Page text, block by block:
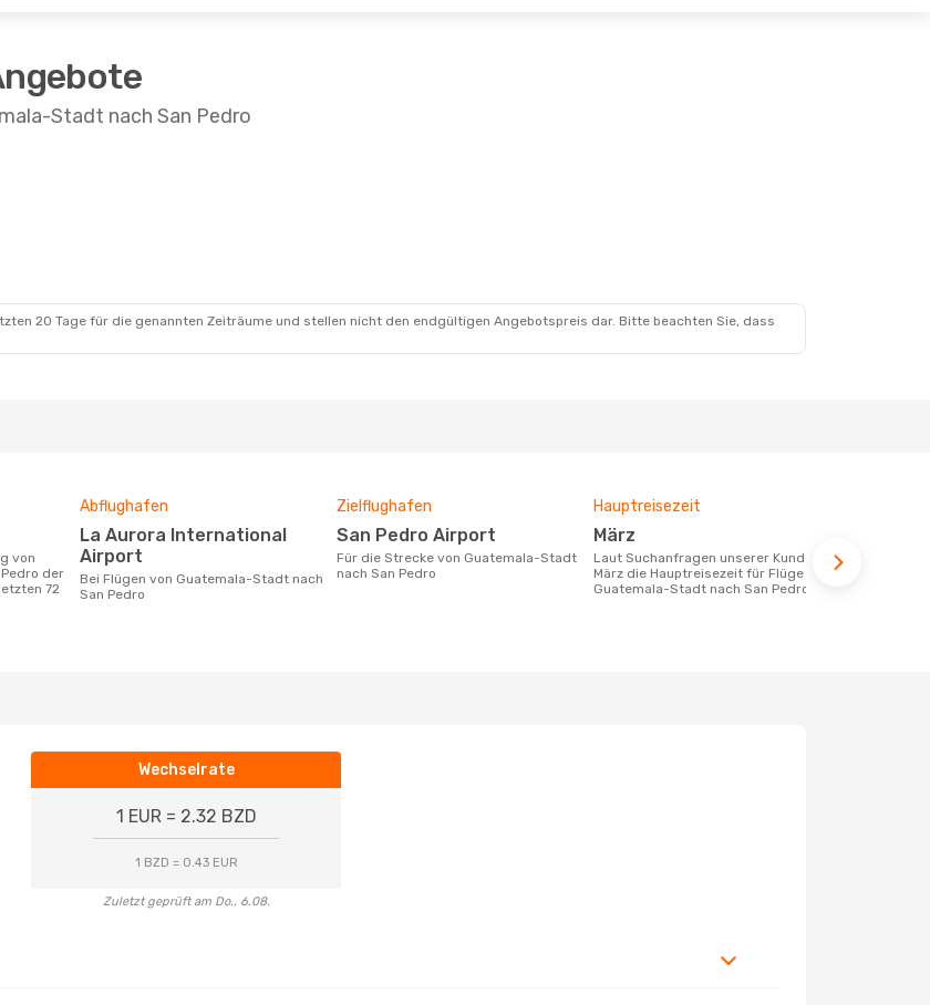
Stadt nach San Pedro
20 Tage für die genannten Zeiträume und stellen nicht den endgültigen Angebotspreis dar. Bitte beachten Sie, dass
der
72
Abflughafen
La Aurora International
Airport
Bei Flügen von Guatemala-Stadt nach
San Pedro
Zielflughafen
San Pedro Airport
Für die Strecke von Guatemala-Stadt
nach San Pedro
Hauptreisezeit
März
Laut Suchanfragen unserer Kunden ist
März die Hauptreisezeit für Flüge von
Guatemala-Stadt nach San Pedro
Wechselrate
1 EUR = 2.32 BZD
1 BZD = 0.43 EUR
Zuletzt geprüft am Do., 6.08.